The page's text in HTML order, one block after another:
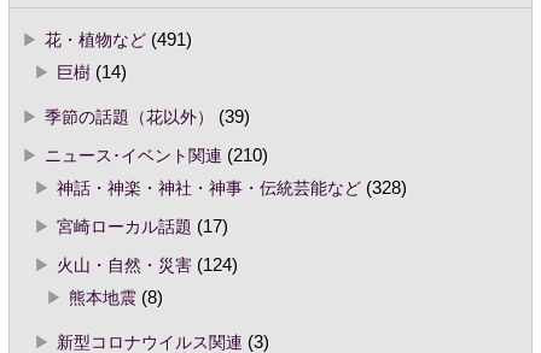
花・植物など(491)
巨樹(14)
季節の話題（花以外）
(39)
ニュース･イベント関連 (210)
神話・神楽・神社・神事・伝統芸能など(328)
宮崎ローカル話題 (17)
火山・自然・災害(124)
熊本地震(8)
新型コロナウイルス関連 (3)